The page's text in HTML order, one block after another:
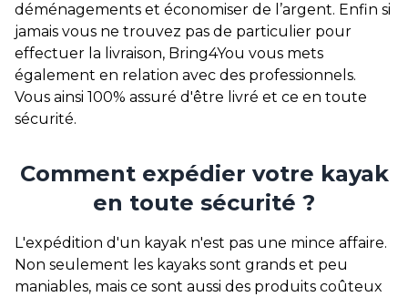
déménagements et économiser de l’argent. Enfin si
jamais vous ne trouvez pas de particulier pour
effectuer la livraison, Bring4You vous mets
également en relation avec des professionnels.
Vous ainsi 100% assuré d'être livré et ce en toute
sécurité.
Comment expédier votre kayak
en toute sécurité ?
L'expédition d'un kayak n'est pas une mince affaire.
Non seulement les kayaks sont grands et peu
maniables, mais ce sont aussi des produits coûteux